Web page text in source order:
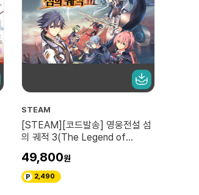
STEAM
[STEAM][코드발송] 영웅전설 섬
의 궤적 3(The Legend of
49,800
2,490